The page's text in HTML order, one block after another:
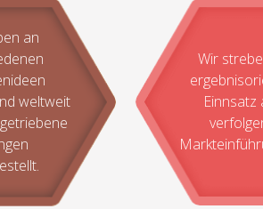
an
weltweit
Wir
Einnsatz